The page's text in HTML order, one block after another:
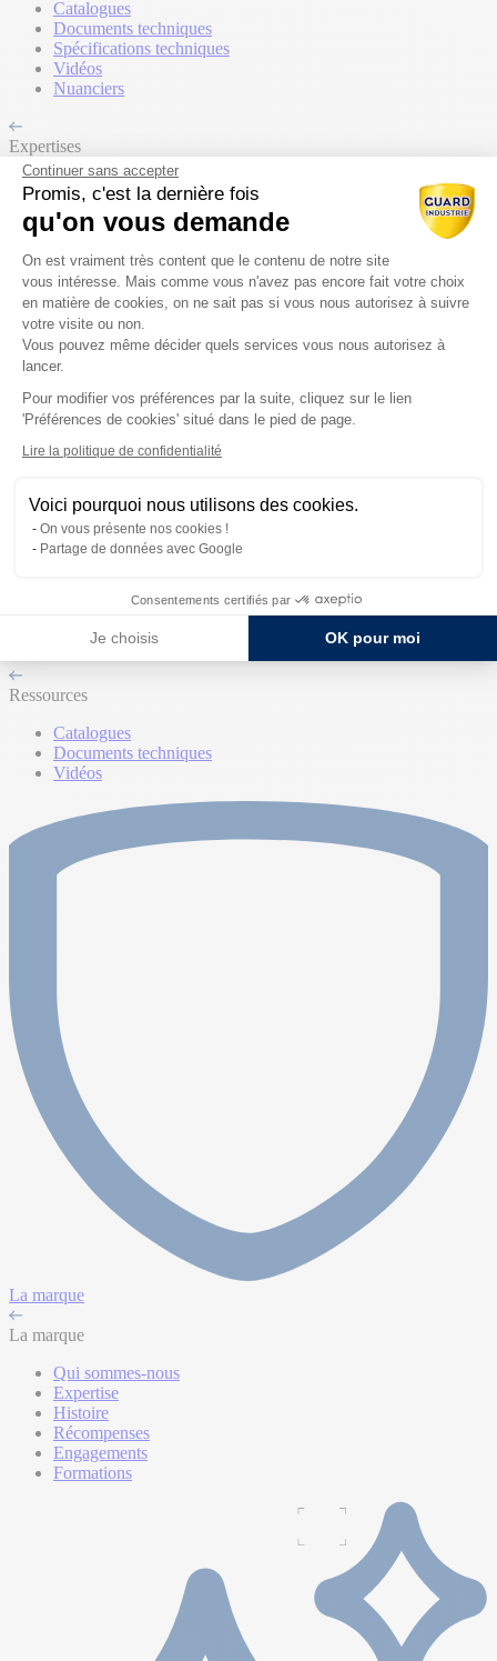
Catalogues
Documents techniques
Spécifications techniques
Vidéos
Nuanciers
Expertises
Le soin des bétons
L’esthétique des bétons
Industriels
Retours aux Univers
Accueil
Produits
Ressources
Tous les produits
Entretien du matériel
Ressources
Catalogues
Documents techniques
Vidéos
La marque
La marque
Qui sommes-nous
Expertise
Histoire
Récompenses
Engagements
Formations
Continuer sans accepter
Promis, c'est la dernière fois
qu'on vous demande
Plateforme de Gestion du
On est vraiment très content que le contenu de notre site
vous intéresse. Mais comme vous n'avez pas encore fait votre choix
en matière de cookies, on ne sait pas si vous nous autorisez à suivre
votre visite ou non.
Vous pouvez même décider quels services vous nous autorisez à
lancer.
Pour modifier vos préférences par la suite, cliquez sur le lien
'Préférences de cookies' situé dans le pied de page.
Lire la politique de confidentialité
Voici pourquoi nous utilisons des cookies.
On vous présente nos cookies !
Partage de données avec Google
Consentements certifiés par
Je choisis OK pour moi
Axeptio consent